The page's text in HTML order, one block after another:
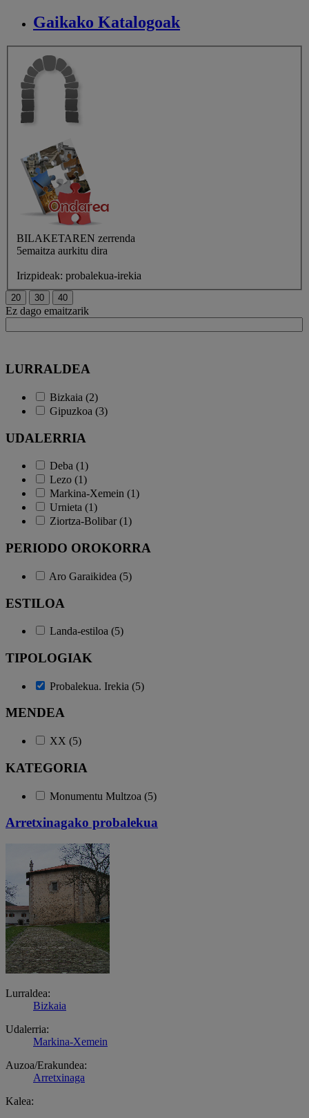
Gaikako Katalogoak
BILAKETAREN zerrenda
5emaitza aurkitu dira
Irizpideak: probalekua-irekia
Ez dago emaitzarik
LURRALDEA
Bizkaia (2)
Gipuzkoa (3)
UDALERRIA
Deba (1)
Lezo (1)
Markina-Xemein (1)
Urnieta (1)
Ziortza-Bolibar (1)
PERIODO OROKORRA
Aro Garaikidea (5)
ESTILOA
Landa-estiloa (5)
TIPOLOGIAK
Probalekua. Irekia (5)
MENDEA
XX (5)
KATEGORIA
Monumentu Multzoa (5)
Arretxinagako probalekua
Lurraldea:
Bizkaia
Udalerria:
Markina-Xemein
Auzoa/Erakundea:
Arretxinaga
Kalea: